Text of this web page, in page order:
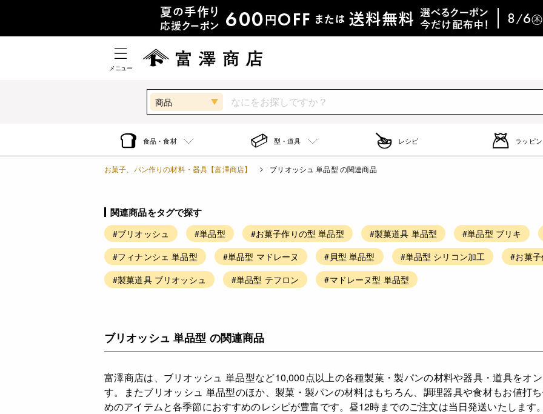
メニュー
商品
食品・食材 型・道具 レシピ ラッピ
お菓子、パン作りの材料・器具【富澤商店】 ブリオッシュ 単品型 の関連商品
関連商品をタグで探す
#ブリオッシュ #単品型 #お菓子作りの型 単品型 #製菓道具 単品型
#単品型 ブリキ
#フィナンシェ 単品型
#単品型 マドレーヌ #貝型 単品型 #単品型 シリコン加工
#お菓
#製菓道具 ブリオッシュ
#単品型 テフロン #マドレーヌ型 単品型
ブリオッシュ 単品型 の関連商品
富澤商店は、ブリオッシュ 単品型など10,000点以上の各種製菓・製パンの材料や器具・道具をオ
す。またブリオッシュ 単品型のほか、製菓・製パンの材料はもちろん、調理器具や食材もお値打
めのアイテムと各季節におすすめのレシピが豊富です。昼12時までのご注文は当日発送いたします